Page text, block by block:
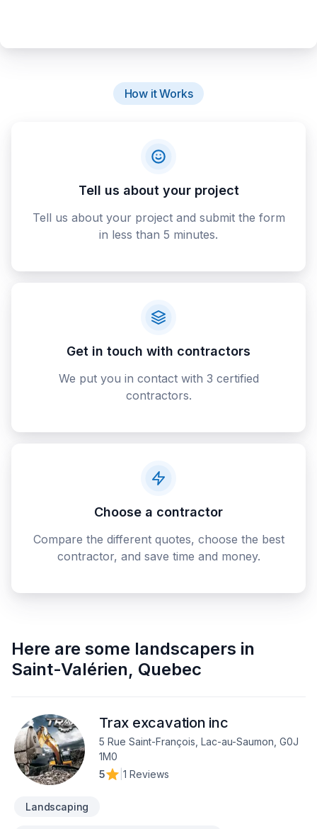
How it Works
Tell us about your project
Tell us about your project and submit the form
in less than 5 minutes.
Get in touch with contractors
We put you in contact with 3 certified
contractors.
Choose a contractor
Compare the different quotes, choose the best
contractor, and save time and money.
Here are some landscapers in
Saint-Valérien, Quebec
Trax excavation inc
5 Rue Saint-François, Lac-au-Saumon, G0J
1M0
5
1 Reviews
Landscaping